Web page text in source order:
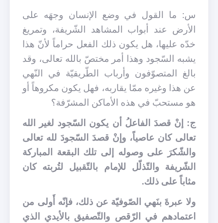
س: ما القول في وضع الإنسان وجهَه على
الأرض عند أبواب المشاهد الشّريفة، وتمريغ
خدّه عليها، هل يكون ذلك الفعل حراماً لأنّ هذا
يشبه السّجود وهذا أمر مختصّ بالله تعالى، وقد
بالغ المتصوّفون وأرباب الطّريقيّة في النّهي
عن هذا وغيره ممّا يقاربه، فهل يكون مكروهاً أو
هو مستحبّ في هذه الأماكن المشرّفة؟
ج: إنْ قصدَ الفاعلُ أن يكون السّجود لغير الله
تعالى كان عاصياً، وإنْ قصدَ السّجودَ لله تعالى
والشّكرَ على وصوله إلى تلك البقعة المباركة
الشّريفة والتّذلّل للإمام بالتّقبيل لتُربته كان
مثاباً على ذلك.
ولا عبرةَ بنَهي الصّوفيّة عن ذلك، فإنّه أَولى من
اعتمادهم في الرّقص والتّصفيق بالأيدي الذي